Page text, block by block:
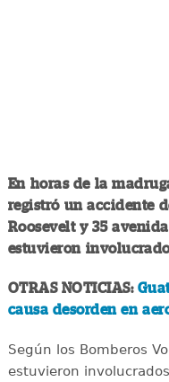
En horas de la
registró un accidente
Roosevelt y 35
estuvieron
OTRAS NOTICIAS:
causa desorden en
Según los Bomberos
estuvieron